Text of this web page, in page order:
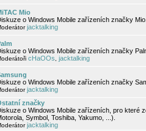
Mio
o Windows Mobile zařízeních značky Mio.
jacktalking
o Windows Mobile zařízeních značky
cHaOOs jacktalking
o Windows Mobile zařízeních značky
jacktalking
značky
o Windows Mobile zařízeních, pro které
Symbol, Toshiba, Yakumo, ...).
jacktalking